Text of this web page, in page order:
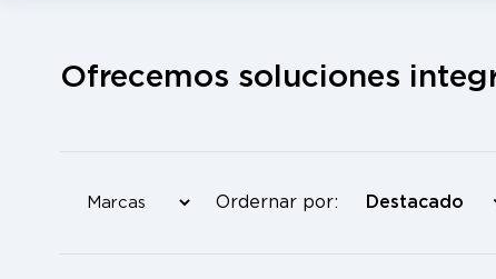
Ofrecemos soluciones
Ordernar por: